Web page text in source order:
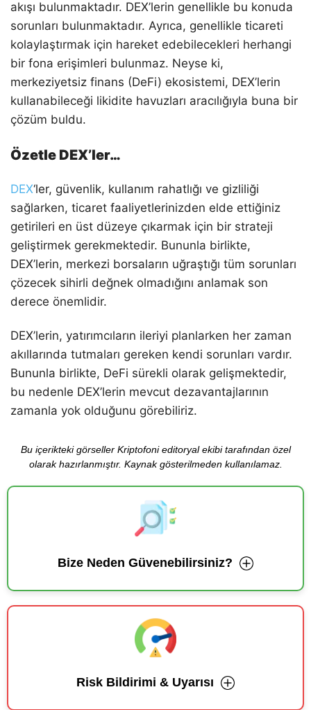
akışı bulunmaktadır. DEX’lerin genellikle bu konuda
sorunları bulunmaktadır. Ayrıca, genellikle ticareti
kolaylaştırmak için hareket edebilecekleri herhangi
bir fona erişimleri bulunmaz. Neyse ki,
merkeziyetsiz finans (DeFi) ekosistemi, DEX’lerin
kullanabileceği likidite havuzları aracılığıyla buna bir
çözüm buldu.
Özetle DEX’ler…
DEX‘ler, güvenlik, kullanım rahatlığı ve gizliliği
sağlarken, ticaret faaliyetlerinizden elde ettiğiniz
getirileri en üst düzeye çıkarmak için bir strateji
geliştirmek gerekmektedir. Bununla birlikte,
DEX’lerin, merkezi borsaların uğraştığı tüm sorunları
çözecek sihirli değnek olmadığını anlamak son
derece önemlidir.
DEX’lerin, yatırımcıların ileriyi planlarken her zaman
akıllarında tutmaları gereken kendi sorunları vardır.
Bununla birlikte, DeFi sürekli olarak gelişmektedir,
bu nedenle DEX’lerin mevcut dezavantajlarının
zamanla yok olduğunu görebiliriz.
Bu içerikteki görseller Kriptofoni editoryal ekibi tarafından özel
olarak hazırlanmıştır. Kaynak gösterilmeden kullanılamaz.
Bize Neden Güvenebilirsiniz?
Risk Bildirimi & Uyarısı